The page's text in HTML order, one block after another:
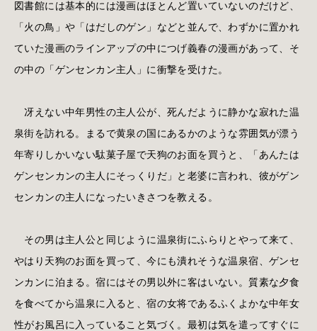
図書館には基本的には漫画はほとんど置いていないのだけど、
「火の鳥」や「はだしのゲン」などと並んで、わずかに置かれ
ていた漫画のラインアップの中につげ義春の漫画があって、そ
の中の「ゲンセンカン主人」に衝撃を受けた。
冴えない中年男性の主人公が、死んだように静かな寂れた温
泉街を訪れる。まるで黄泉の国にあるかのような雰囲気が漂う
年寄りしかいない駄菓子屋で天狗のお面を買うと、「あんたは
ゲンセンカンの主人にそっくりだ」と老婆に言われ、彼がゲン
センカンの主人になったいきさつを教える。
その男は主人公と同じように温泉街にふらりとやって来て、
やはり天狗のお面を買って、今にも潰れそうな温泉宿、ゲンセ
ンカンに泊まる。宿にはその男以外に客はいない。質素な夕食
を食べてから温泉に入ると、宿の女将であるふくよかな中年女
性がお風呂に入っていること気づく。最初は気を遣ってすぐに